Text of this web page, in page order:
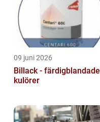
09 juni 2026
Billack - färdigblandade
kulörer